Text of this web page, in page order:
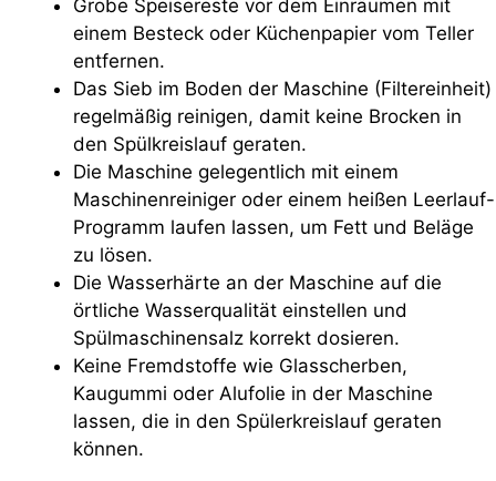
Grobe Speisereste vor dem Einräumen mit
einem Besteck oder Küchenpapier vom Teller
entfernen.
Das Sieb im Boden der Maschine (Filtereinheit)
regelmäßig reinigen, damit keine Brocken in
den Spülkreislauf geraten.
Die Maschine gelegentlich mit einem
Maschinenreiniger oder einem heißen Leerlauf-
Programm laufen lassen, um Fett und Beläge
zu lösen.
Die Wasserhärte an der Maschine auf die
örtliche Wasserqualität einstellen und
Spülmaschinensalz korrekt dosieren.
Keine Fremdstoffe wie Glasscherben,
Kaugummi oder Alufolie in der Maschine
lassen, die in den Spülerkreislauf geraten
können.